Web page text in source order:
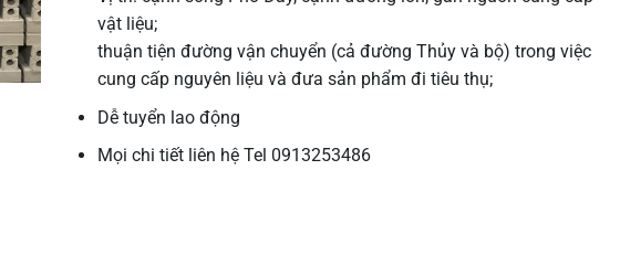
vật liệu;
thuận tiện đường vận chuyển (cả đường Thủy và bộ) trong việc
cung cấp nguyên liệu và đưa sản phẩm đi tiêu thụ;
Dễ tuyển lao động
Mọi chi tiết liên hệ Tel 0913253486